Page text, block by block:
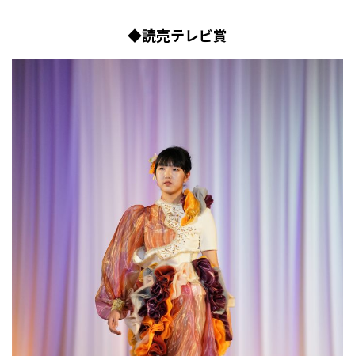
◆読売テレビ賞